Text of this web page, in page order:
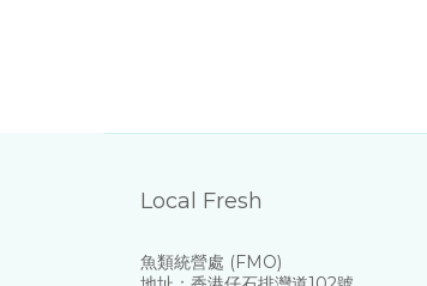
Local Fresh
魚類統營處 (FMO)